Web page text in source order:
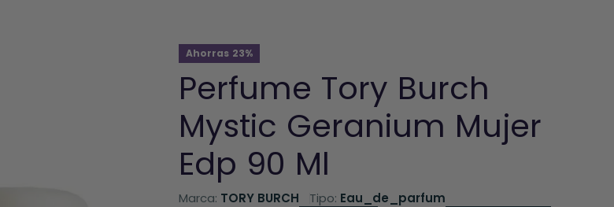
Ahorras 23%
Perfume Tory Burch
Mystic Geranium Mujer
Edp 90 Ml
Marca: TORY BURCH Tipo: Eau_de_parfum